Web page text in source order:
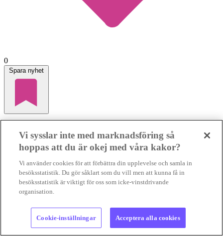
0
Spara nyhet
Storbanker öser in pengar i fossilbränslen och
petrokemi
ner sina lån till fossilindustrin, men andra har tvärtom ökat sin
finansiering av både olje... FOSSILFINANSIERINGVissa
internationella banker har dragit ner sina lån till fos...
03 aug 2026• Lästid:
Foto:Karl Egger, Pixabay, samt privat
Vi sysslar inte med marknadsföring så
hoppas att du är okej med våra kakor?
Vi använder cookies för att förbättra din upplevelse och samla in
besöksstatistik. Du gör såklart som du vill men att kunna få in
besöksstatistik är viktigt för oss som icke-vinstdrivande
organisation.
Cookie-inställningar Acceptera alla cookies